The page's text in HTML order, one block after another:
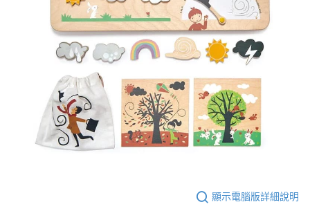
顯示電腦版詳細說明